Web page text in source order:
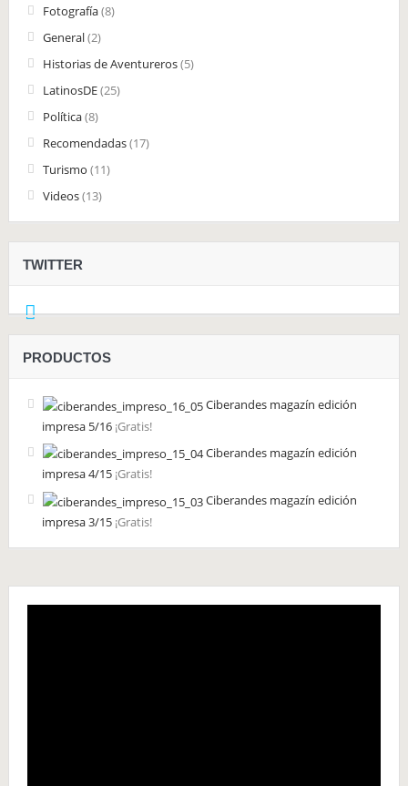
Fotografía(8)
General(2)
Historias de Aventureros(5)
LatinosDE(25)
Política(8)
Recomendadas(17)
Turismo (11)
Videos(13)
TWITTER
PRODUCTOS
Ciberandes magazín edición
impresa 5/16 ¡Gratis!
Ciberandes magazín edición
impresa 4/15 ¡Gratis!
Ciberandes magazín edición
impresa 3/15 ¡Gratis!